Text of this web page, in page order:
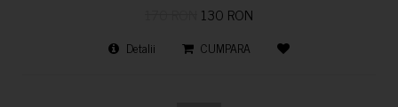
130 RON
Detalii CUMPARA